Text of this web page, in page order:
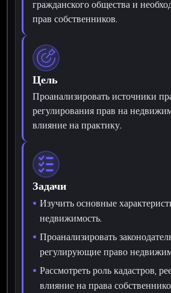
гражданского общества и
прав собственников.
Цель
Проанализировать источники
регулирования прав на
влияние на практику.
Задачи
Изучить основные
недвижимость.
Проанализировать
регулирующие право
Рассмотреть роль кадастров,
влияние на права